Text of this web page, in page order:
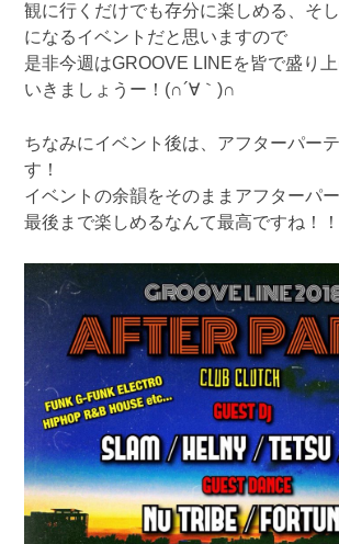
観に行くだけでも存分に楽しめる、そ
になるイベントだと思いますので
是非今週はGROOVE LINEを皆で盛り
いきましょうー！(∩´∀｀)∩
ちなみにイベント後は、アフターパー
す！
イベントの余韻をそのままアフターパ
最後まで楽しめるなんて最高ですね！！